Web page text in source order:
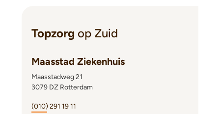
Topzorg op Zuid
Maasstad Ziekenhuis
Maasstadweg 21
3079 DZ Rotterdam
(010) 291 19 11